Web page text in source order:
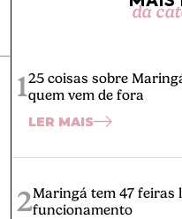
da
125 coisas sobre
quem vem de fora
LER MAIS
2Maringá tem 47 feiras
funcionamento